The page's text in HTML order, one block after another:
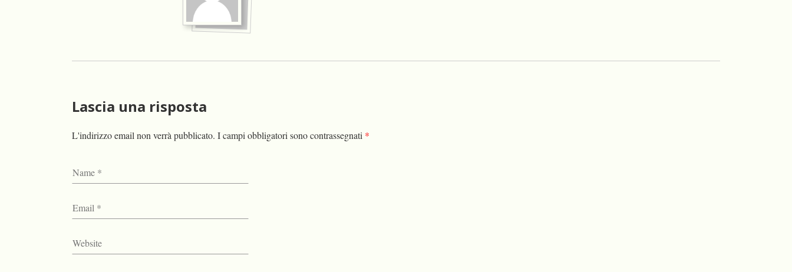
Lascia una risposta
L'indirizzo email non verrà pubblicato. I campi obbligatori sono contrassegnati *